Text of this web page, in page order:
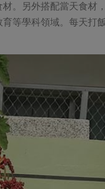
。另外搭配當天食材
等學科領域。每天打